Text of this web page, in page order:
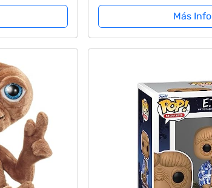
Más Info